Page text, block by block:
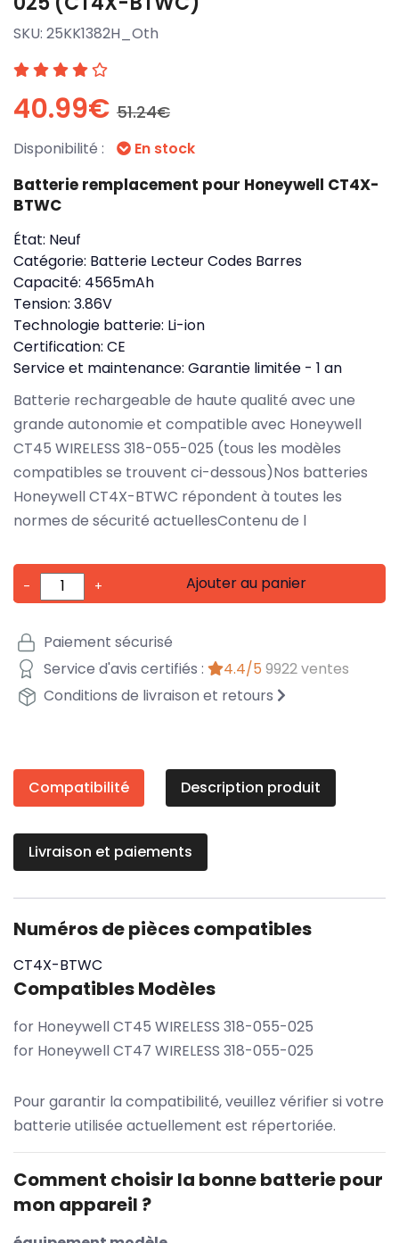
SKU: 25KK1382H_Oth
40.99€ 51.24€
Disponibilité : En stock
Batterie remplacement pour Honeywell CT4X-
BTWC
État: Neuf
Catégorie: Batterie Lecteur Codes Barres
Capacité: 4565mAh
Tension: 3.86V
Technologie batterie: Li-ion
Certification: CE
Service et maintenance: Garantie limitée - 1 an
Batterie rechargeable de haute qualité avec une
grande autonomie et compatible avec Honeywell
CT45 WIRELESS 318-055-025 (tous les modèles
compatibles se trouvent ci-dessous)Nos batteries
Honeywell CT4X-BTWC répondent à toutes les
normes de sécurité actuellesContenu de l
- + Ajouter au panier
Paiement sécurisé
Service d'avis certifiés :
4.4/5 9922 ventes
Conditions de livraison et retours
Compatibilité Description produit
Livraison et paiements
Numéros de pièces compatibles
CT4X-BTWC
Compatibles Modèles
for Honeywell CT45 WIRELESS 318-055-025
for Honeywell CT47 WIRELESS 318-055-025
Pour garantir la compatibilité, veuillez vérifier si votre
batterie utilisée actuellement est répertoriée.
Comment choisir la bonne batterie pour
mon appareil ?